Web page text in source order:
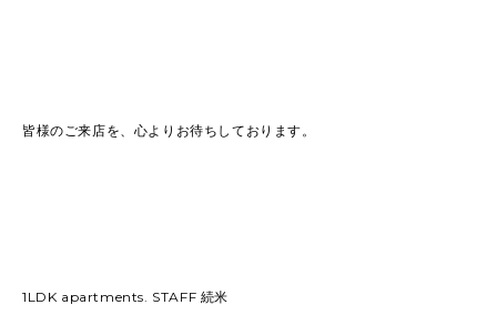
皆様のご来店を、心よりお待ちしております。
1LDK apartments. STAFF 続米